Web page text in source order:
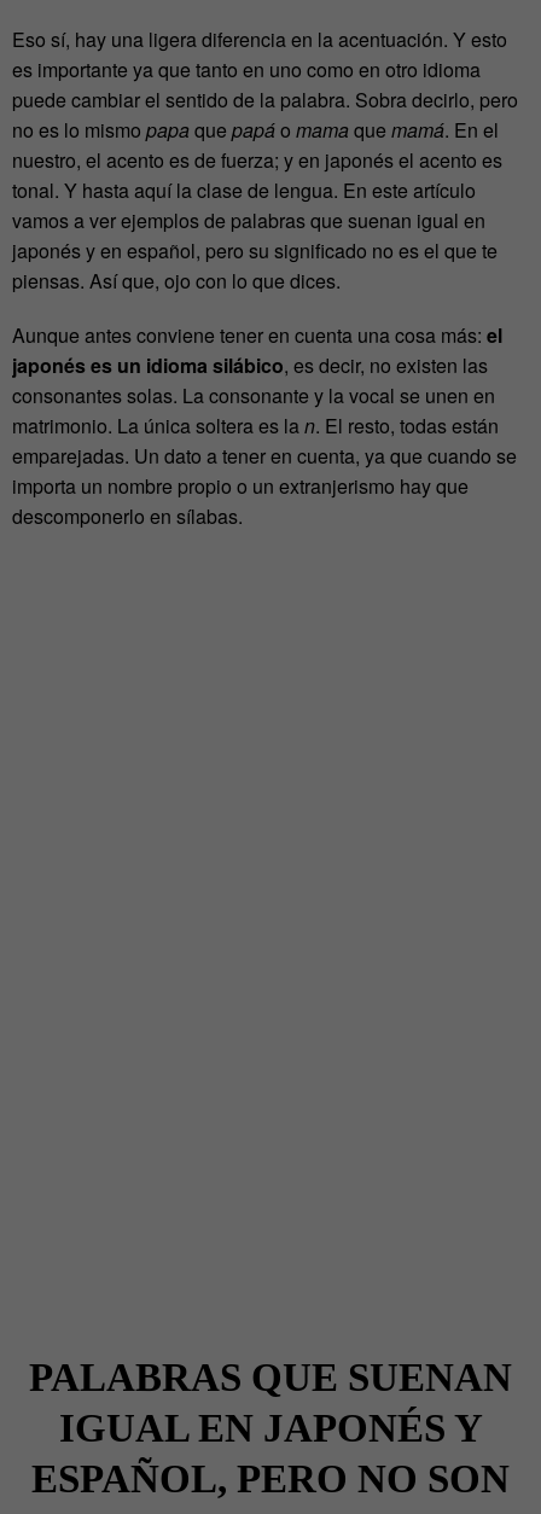
Eso sí, hay una ligera diferencia en la acentuación. Y esto
es importante ya que tanto en uno como en otro idioma
puede cambiar el sentido de la palabra. Sobra decirlo, pero
no es lo mismo papa que papáo mama que mamá. En el
nuestro, el acento es de fuerza; y en japonés el acento es
tonal. Y hasta aquí la clase de lengua. En este artículo
vamos a ver ejemplos de palabras que suenan igual en
japonés y en español, pero su significado no es el que te
piensas. Así que, ojo con lo que dices.
Aunque antes conviene tener en cuenta una cosa más: el
japonés es un idioma silábico, es decir, no existen las
consonantes solas. La consonante y la vocal se unen en
matrimonio. La única soltera es lan. El resto, todas están
emparejadas. Un dato a tener en cuenta, ya que cuando se
importa un nombre propio o un extranjerismo hay que
descomponerlo en sílabas.
PALABRAS QUE SUENAN
IGUAL EN JAPONÉS Y
ESPAÑOL, PERO NO SON